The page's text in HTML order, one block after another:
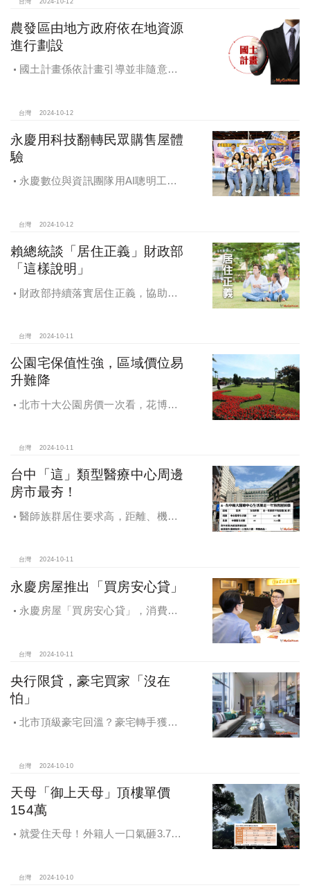
農發區由地方政府依在地資源
進行劃設
國土計畫係依計畫引導並非隨意亂
台灣 2024-10-12
永慶用科技翻轉民眾購售屋體
驗
永慶數位與資訊團隊用AI聰明工
灣房產科技發展
台灣 2024-10-12
賴總統談「居住正義」財政部
「這樣說明」
財政部持續落實居住正義，協助經
台灣 2024-10-11
公園宅保值性強，區域價位易
升難降
北市十大公園房價一次看，花博年
台灣 2024-10-11
台中「這」類型醫療中心周邊
房市最夯！
醫師族群居住要求高，距離、機能
台灣 2024-10-11
永慶房屋推出「買房安心貸」
永慶房屋「買房安心貸」，消費者
產交易安全
台灣 2024-10-11
央行限貸，豪宅買家「沒在
怕」
北市頂級豪宅回溫？豪宅轉手獲利
台灣 2024-10-10
天母「御上天母」頂樓單價
154萬
就愛住天母！外籍人一口氣砸3.78
台灣 2024-10-10